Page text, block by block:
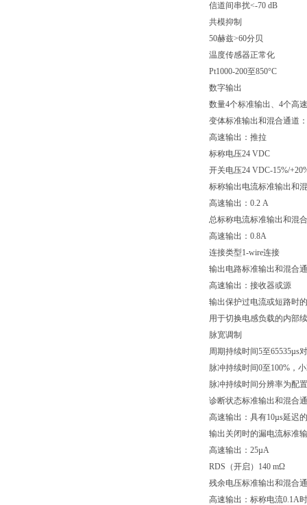
信道间串扰<-70 dB
共模抑制
50赫兹>60分贝
温度传感器正常化
Pt1000-200至850°C
数字输出
数量4个标准输出、4个高
变体标准输出和混合通道
高速输出：推拉
标称电压24 VDC
开关电压24 VDC-15%/
标称输出电流标准输出和
高速输出：0.2 A
总标称电流标准输出和混
高速输出：0.8A
连接类型1-wire连接
输出电路标准输出和混合
高速输出：接收器或源
输出保护过电流或短路时
用于切换电感负载的内部
脉宽调制
周期持续时间5至65535µs
脉冲持续时间0至100%，
脉冲持续时间分辨率为配
诊断状态标准输出和混合
高速输出：具有10µs延迟
输出关闭时的漏电流标准
高速输出：25µA
RDS（开启）140 mΩ
残余电压标准输出和混合
高速输出：标称电流0.1A